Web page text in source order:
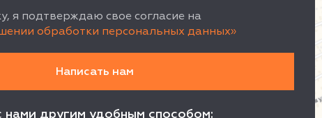
я подтверждаю свое согласие на
обработки персональных данных»
нами другим удобным способом: